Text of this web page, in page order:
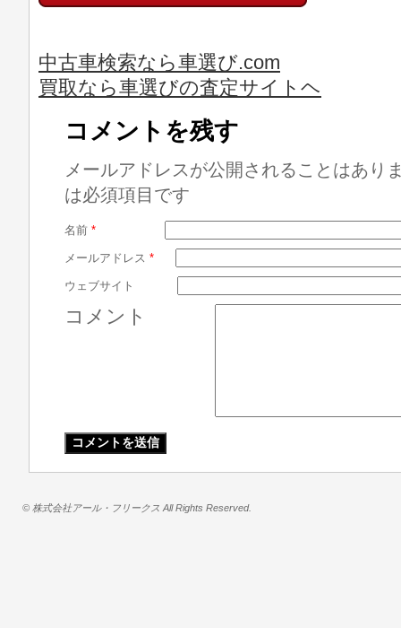
中古車検索なら車選び.com
買取なら車選びの査定サイトヘ
コメントを残す
メールアドレスが公開されることはあり
は必須項目です
名前 *
メールアドレス *
ウェブサイト
コメント
© 株式会社アール・フリークス All Rights Reserved.